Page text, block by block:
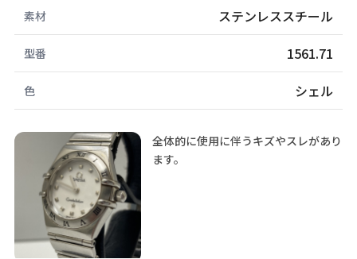
素材 ステンレススチール
型番 1561.71
色 シェル
全体的に使用に伴うキズやスレがあり
ます。